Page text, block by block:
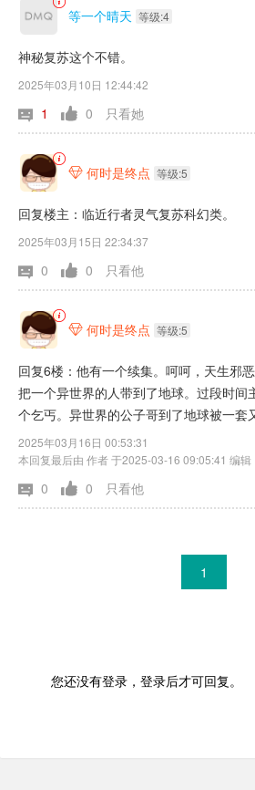
本。只写主角的独角戏的树里面每一个
人都有他们的特色。嗯，极力推荐。这本
细腻的，余生威讲得也很到位，每一个
能力。他很普通，但是他有一个能力就是
在末日最后一天无限。循环总是在现在和
到后面。不让末日降临而在努力改变历史
应该快结束了。10颗星推荐。你可以尝试
腻。
等一个晴天 等级:4
神秘复苏这个不错。
2025年03月10日 12:44:42
1 0 只看她
 何时是终点 等级:5
回复楼主：临近行者灵气复苏科幻类。
2025年03月15日 22:34:37
0 0 只看他
 何时是终点 等级:5
回复6楼：他有一个续集。呵呵，天生邪
把一个异世界的人带到了地球。过段时间
个乞丐。异世界的公子哥到了地球被一套
忍睹。
2025年03月16日 00:53:31
本回复最后由 作者 于2025-03-16 09:05:41 编辑
0 0 只看他
1
您还没有登录，登录后才可回复。